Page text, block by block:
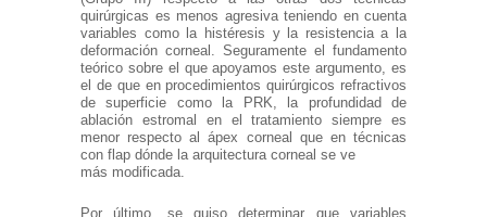
quirúrgicas es menos agresiva teniendo en cuenta
variables como la histéresis y la resistencia a la
deformación corneal. Seguramente el fundamento
teórico sobre el que apoyamos este argumento, es
el de que en procedimientos quirúrgicos refractivos
de superficie como la PRK, la profundidad de
ablación estromal en el tratamiento siempre es
menor respecto al ápex corneal que en técnicas
con flap dónde la arquitectura corneal se ve
más modificada.
Por último, se quiso determinar que variables